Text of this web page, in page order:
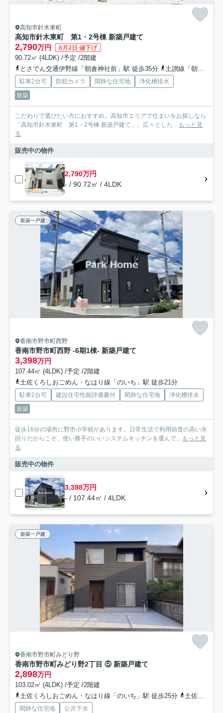
高知市針木東町
高知市針木東町 第1・2号棟 新築戸建て
2,790万円 8月2日 値下げ
90.72㎡ (4LDK) /予定 /2階建
とさでん交通伊野線「朝倉神社前」駅 徒歩35分
土讃線「朝倉」駅 徒歩40分
駐車2台可 防犯カメラ 閑静な住宅地
浄化槽排水
新築
こだわりで選びたい方におすすめ。高知市エリアで住まいをお探しなら
「高知市針木東町 第1・2号棟 新築戸建て」。広々とした... もっと見
る
販売中の物件
2,790万円
- / 90.72㎡ / 4LDK
新築一戸建
香南市野市町西野
香南市野市町西野 -6期1棟- 新築戸建て
3,398万円
107.44㎡ (4LDK) /予定 /2階建
土佐くろしおごめん・なはり線「のいち」駅 徒歩21分
駐車2台可 建設住宅性能評価書付 閑静な住宅地
浄化槽排水
新築
徒歩16分の場所に野市小学校があります。日常生活で利用頻度の高い水
回りだからこそ、使い勝手のいいシステムキッチンを選んで... もっと見
る
販売中の物件
3,398万円
- / 107.44㎡ / 4LDK
新築一戸建
香南市野市町みどり野
香南市野市町みどり野2丁目 ⑤ 新築戸建て
2,898万円
103.02㎡ (4LDK) /予定 /2階建
土佐くろしおごめん・なはり線「のいち」駅 徒歩25分
土佐くろしおごめん・なはり線「よしかわ」駅 徒歩30分
閑静な住宅地
公共下水